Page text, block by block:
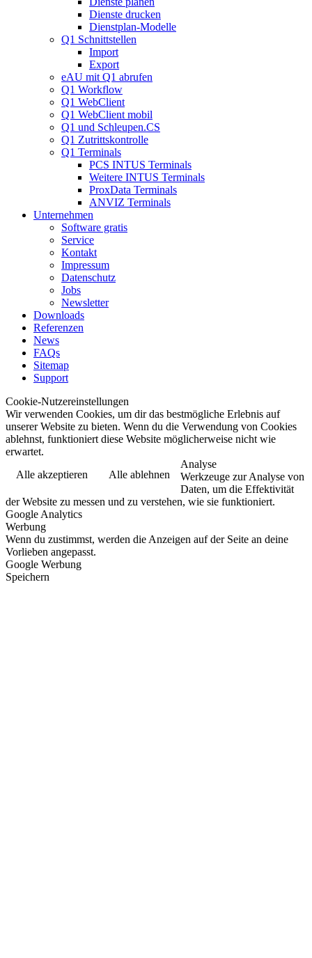
Dienste drucken
Dienstplan-Modelle
Q1 Schnittstellen
Import
Export
eAU mit Q1 abrufen
Q1 Workflow
Q1 WebClient
Q1 WebClient mobil
Q1 und Schleupen.CS
Q1 Zutrittskontrolle
Q1 Terminals
PCS INTUS Terminals
Weitere INTUS Terminals
ProxData Terminals
ANVIZ Terminals
Unternehmen
Software gratis
Service
Kontakt
Impressum
Datenschutz
Jobs
Newsletter
Downloads
Referenzen
News
FAQs
Sitemap
Support
Cookie-Nutzereinstellungen
Wir verwenden Cookies, um dir das bestmögliche Erlebnis auf
unserer Website zu bieten. Wenn du die Verwendung von Cookies
ablehnst, funktioniert diese Website möglicherweise nicht wie
erwartet.
Alle akzeptieren
Alle ablehnen
Analyse
Werkzeuge zur Analyse von
Daten, um die Effektivität
der Website zu messen und zu verstehen, wie sie funktioniert.
Google Analytics
Werbung
Wenn du zustimmst, werden die Anzeigen auf der Seite an deine
Vorlieben angepasst.
Google Werbung
Speichern